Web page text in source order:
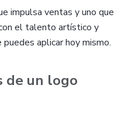
impulsa ventas y uno que
el talento artístico y
aplicar hoy mismo.
de un logo